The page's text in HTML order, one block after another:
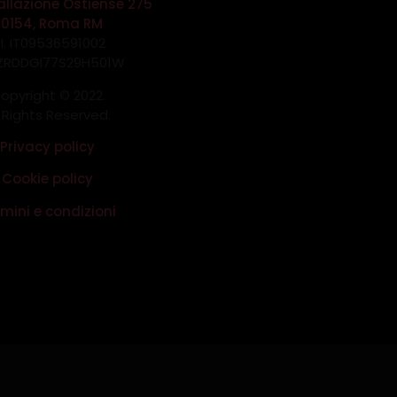
Ostiense 275
Roma RM
Privacy policy
Cookie policy
e condizioni